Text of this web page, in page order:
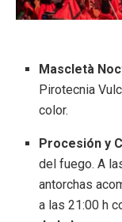
Mascletà
Pirotecnia
color.
Procesión y
del fuego. A
antorchas
a las 21:00 h